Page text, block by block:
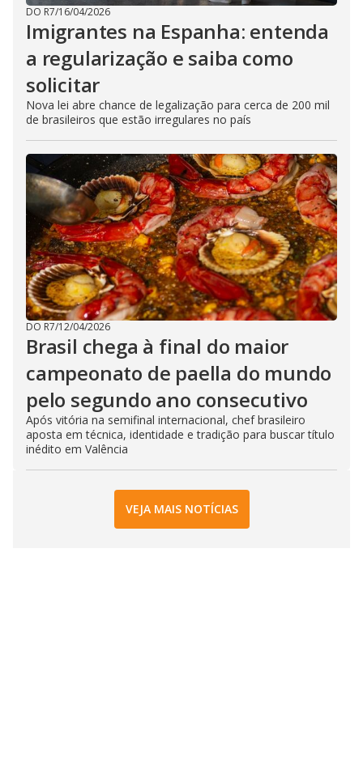
DO R7/16/04/2026
Imigrantes na Espanha: entenda
a regularização e saiba como
solicitar
Nova lei abre chance de legalização para cerca de 200 mil
de brasileiros que estão irregulares no país
DO R7/12/04/2026
Brasil chega à final do maior
campeonato de paella do mundo
pelo segundo ano consecutivo
Após vitória na semifinal internacional, chef brasileiro
aposta em técnica, identidade e tradição para buscar título
inédito em Valência
VEJA MAIS NOTÍCIAS